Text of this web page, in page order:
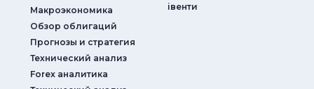
Макроэкономика
Обзор облигаций
Прогнозы и стратегия
Технический анализ
Forex аналитика
iвенти